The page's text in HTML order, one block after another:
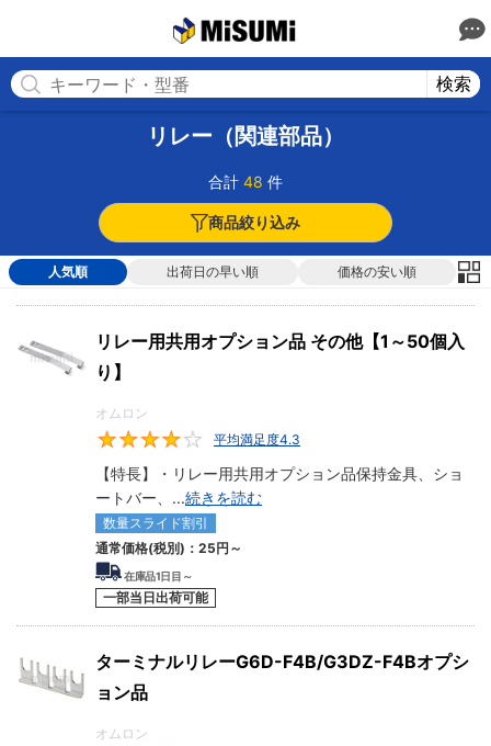
検索
リレー（関連部品）
合計 48 件
商品絞り込み
人気順 出荷日の早い順 価格の安い順
リレー用共用オプション品 その他【1～50個入
り】
オムロン
平均満足度4.3
【特長】・リレー用共用オプション品保持金具、ショ
ートバー、 ...続きを読む
数量スライド割引
通常価格(税別)： 25円 ～
在庫品1日目～
一部当日出荷可能
ターミナルリレーG6D-F4B/G3DZ-F4Bオプシ
ョン品
オムロン